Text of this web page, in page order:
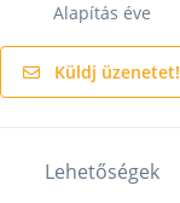
Alapítás éve
Küldj üzenetet!
Lehetőségek